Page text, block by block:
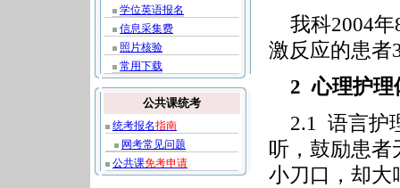
学位英语报名
信息采集费
照片核验
常用下载
公共课统考
统考报名指南
网考常见问题
公共课免考申请
我科2004年
激反应的患者
2 心理护理
2.1 语言护
听，鼓励患者
小刀口，却大